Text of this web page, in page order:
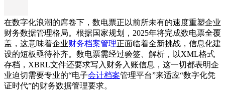
在数字化浪潮的席卷下，数电票正以前所未有的速度重塑企业
财务数据管理格局。根据国家规划，2025年将完成数电票全覆
盖，这意味着企业财务档案管理正面临着全新挑战，信息化建
设的短板亟待补齐。数电票需经过验签、解析，以XML格式
存档，XBRL文件还要求写入财务入账信息，这一切都表明企
业迫切需要专业的“电子会计档案管理平台”来适应“数字化凭
证时代”的财务数据管理要求。